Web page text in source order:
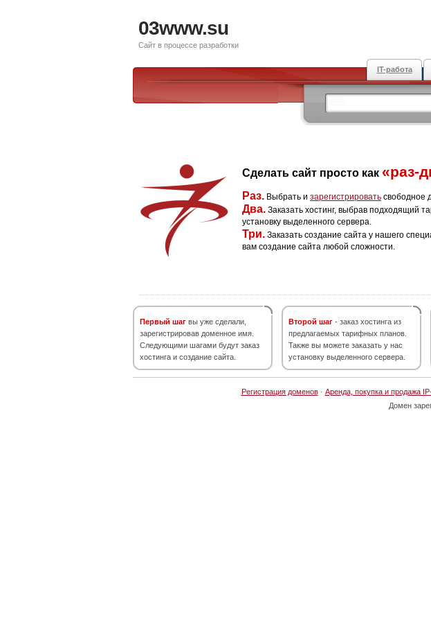
03www.su
Сайт в процессе разработки
IT-работа
Сделать сайт просто как «раз-
Раз. Выбрать и зарегистрировать свободное
Два. Заказать хостинг, выбрав подходящий
установку выделенного сервера.
Три. Заказать создание сайта у нашего
вам создание сайта любой сложности.
Первый шаг вы уже сделали,
зарегистрировав доменное имя.
Следующими шагами будут заказ
хостинга и создание сайта.
Второй шаг - заказ хостинга из
предлагаемых тарифных планов.
Также вы можете заказать у нас
установку выделенного сервера.
Регистрация доменов· Аренда, покупка и продажа
Домен